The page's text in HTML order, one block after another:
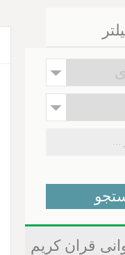
قران کریم